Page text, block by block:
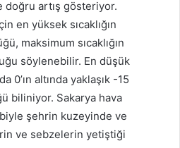
doğru artış gösteriyor.
en yüksek sıcaklığın
maksimum sıcaklığın
söylenebilir. En düşük
0’ın altında yaklaşık -15
biliniyor. Sakarya hava
şehrin kuzeyinde ve
ve sebzelerin yetiştiği